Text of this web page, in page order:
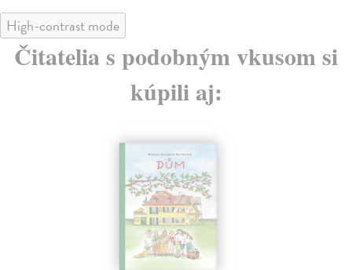
High-contrast mode
Čitatelia s podobným vkusom si
kúpili aj: